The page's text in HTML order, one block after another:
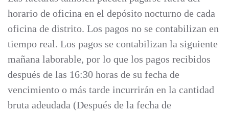
horario de oficina en el depósito nocturno de cada
oficina de distrito. Los pagos no se contabilizan en
tiempo real. Los pagos se contabilizan la siguiente
mañana laborable, por lo que los pagos recibidos
después de las 16:30 horas de su fecha de
vencimiento o más tarde incurrirán en la cantidad
bruta adeudada (Después de la fecha de